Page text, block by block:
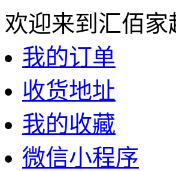
欢迎来到汇佰家
我的订单
收货地址
我的收藏
微信小程序